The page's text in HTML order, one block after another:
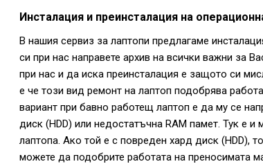
Инсталация и преинсталация на
В нашия сервиз за лаптопи предлагаме
си при нас направете архив на всички важни за
при нас и да иска преинсталация е защото си
е че този вид ремонт на лаптоп подобрява
вариант при бавно работещ лаптоп е да му се
диск (HDD) или недостатъчна RAM памет. Тук е
лаптопа. Ако той е с повреден хард диск (HDD),
можете да подобрите работата на преносимата